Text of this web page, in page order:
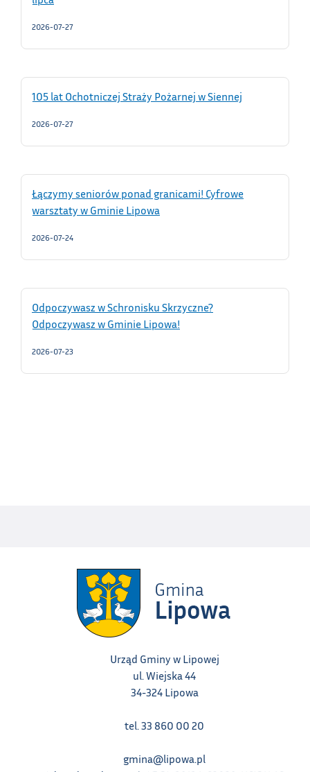
2026-07-27
105 lat Ochotniczej Straży Pożarnej w Siennej
2026-07-27
Łączymy seniorów ponad granicami! Cyfrowe
warsztaty w Gminie Lipowa
2026-07-24
Odpoczywasz w Schronisku Skrzyczne?
Odpoczywasz w Gminie Lipowa!
2026-07-23
Urząd Gminy w Lipowej
ul. Wiejska 44
34-324 Lipowa
tel. 33 860 00 20
gmina@lipowa.pl